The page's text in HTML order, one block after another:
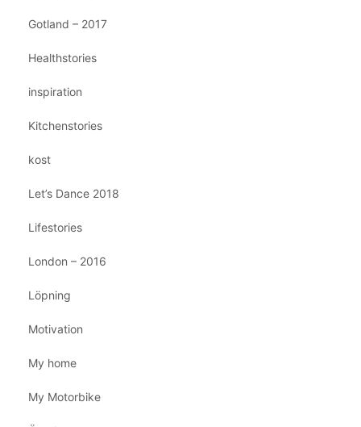
Gotland – 2017
Healthstories
inspiration
Kitchenstories
kost
Let’s Dance 2018
Lifestories
London – 2016
Löpning
Motivation
My home
My Motorbike